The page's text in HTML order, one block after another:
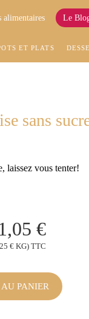
alimentaires Le
ET PLATS
sans
laissez vous tenter!
1,05 €
€ KG) TTC
PANIER